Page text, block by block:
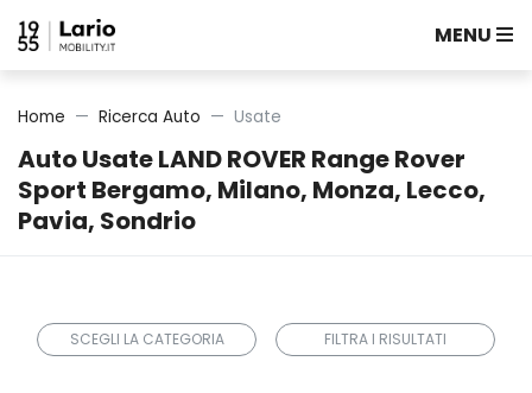
MENU
Auto Usate LAND ROVER Range Rover
Sport Bergamo, Milano, Monza, Lecco,
Pavia, Sondrio
Home Ricerca Auto Usate
SCEGLI LA CATEGORIA FILTRA I RISULTATI